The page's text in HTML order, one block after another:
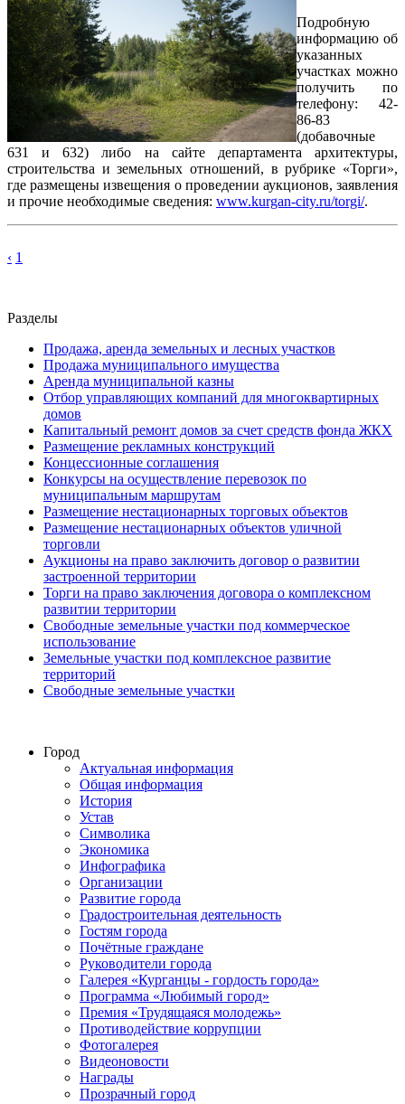
Подробную
информацию об
указанных
участках можно
получить по
телефону: 42-
86-83
(добавочные
631 и 632) либо на сайте департамента архитектуры,
строительства и земельных отношений, в рубрике «Торги»,
где размещены извещения о проведении аукционов, заявления
и прочие необходимые сведения: www.kurgan-city.ru/torgi/.
‹ 1
Разделы
Продажа, аренда земельных и лесных участков
Продажа муниципального имущества
Аренда муниципальной казны
Отбор управляющих компаний для многоквартирных
домов
Капитальный ремонт домов за счет средств фонда ЖКХ
Размещение рекламных конструкций
Концессионные соглашения
Конкурсы на осуществление перевозок по
муниципальным маршрутам
Размещение нестационарных торговых объектов
Размещение нестационарных объектов уличной
торговли
Аукционы на право заключить договор о развитии
застроенной территории
Торги на право заключения договора о комплексном
развитии территории
Свободные земельные участки под коммерческое
использование
Земельные участки под комплексное развитие
территорий
Свободные земельные участки
Город
Актуальная информация
Общая информация
История
Устав
Символика
Экономика
Инфографика
Организации
Развитие города
Градостроительная деятельность
Гостям города
Почётные граждане
Руководители города
Галерея «Курганцы - гордость города»
Программа «Любимый город»
Премия «Трудящаяся молодежь»
Противодействие коррупции
Фотогалерея
Видеоновости
Награды
Прозрачный город